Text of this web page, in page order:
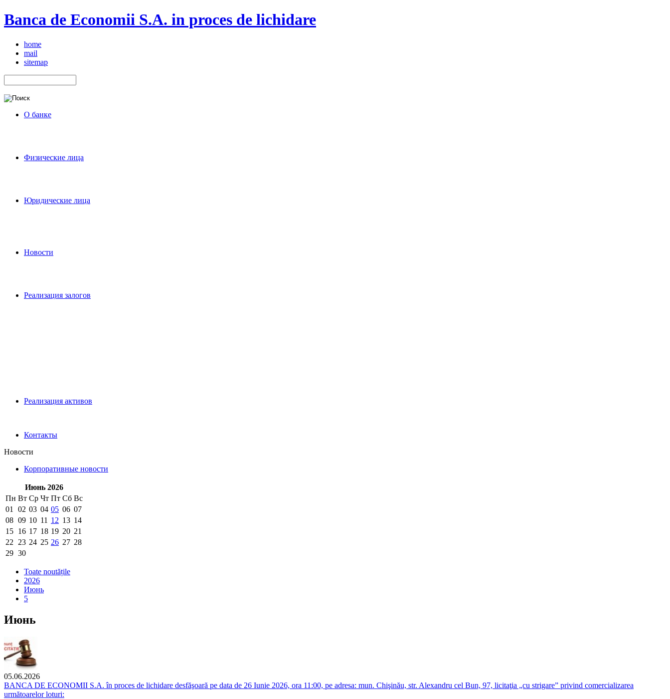
Banca de Economii S.A. in proces de lichidare
home
mail
sitemap
О банке
Физические лица
Юридические лица
Новости
Реализация залогов
Pеализация активов
Контакты
Новости
Корпоративные новости
Июнь 2026
Пн Вт Ср Чт Пт Сб Вс
01
02 03 04 05 06 07
08 09 10 11 12 13 14
15 16 17 18 19 20 21
22
23 24 25 26 27 28
29 30
Toate noutățile
2026
Июнь
5
Июнь
05.06.2026
BANCA DE ECONOMII S.A. în proces de lichidare desfăşoară pe data de 26 Iunie 2026, ora 11:00, pe adresa: mun. Chişinău, str. Alexandru cel Bun, 97, licitaţia „cu strigare” privind comercializarea
următoarelor loturi: